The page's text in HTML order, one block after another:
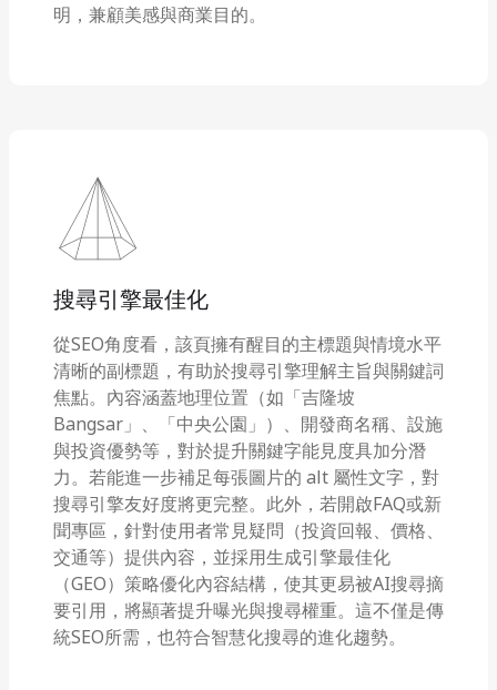
明，兼顧美感與商業目的。
搜尋引擎最佳化
從SEO角度看，該頁擁有醒目的主標題與情境水平
清晰的副標題，有助於搜尋引擎理解主旨與關鍵詞
焦點。內容涵蓋地理位置（如「吉隆坡
Bangsar」、「中央公園」）、開發商名稱、設施
與投資優勢等，對於提升關鍵字能見度具加分潛
力。若能進一步補足每張圖片的 alt 屬性文字，對
搜尋引擎友好度將更完整。此外，若開啟FAQ或新
聞專區，針對使用者常見疑問（投資回報、價格、
交通等）提供內容，並採用生成引擎最佳化
（GEO）策略優化內容結構，使其更易被AI搜尋摘
要引用，將顯著提升曝光與搜尋權重。這不僅是傳
統SEO所需，也符合智慧化搜尋的進化趨勢。